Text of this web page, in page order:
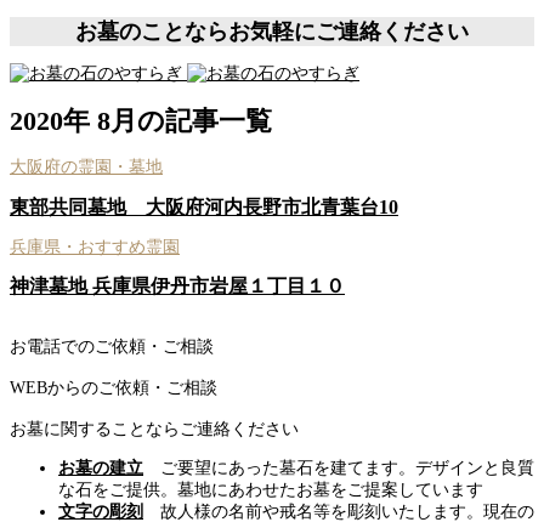
お墓のことならお気軽にご連絡ください
2020年 8月の記事一覧
大阪府の霊園・墓地
東部共同墓地 大阪府河内長野市北青葉台10
兵庫県・おすすめ霊園
神津墓地 兵庫県伊丹市岩屋１丁目１０
お電話でのご依頼・ご相談
WEBからのご依頼・ご相談
お墓に関することならご連絡ください
お墓の建立 ご要望にあった墓石を建てます。デザインと良質
な石をご提供。墓地にあわせたお墓をご提案しています
文字の彫刻
故人様の名前や戒名等を彫刻いたします。現在の